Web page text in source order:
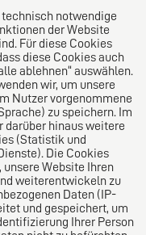
tôi là một công
- Bad
diện cho các cá
các lĩnh vực
cư, luật làm việc,
như luật dân
khắp nước Đức.
notwendige
der Website
Für diese Cookies
diese Cookies auch
ablehnen“ auswählen.
wir, um unsere
Nutzer vorgenommene
zu speichern. Im
darüber hinaus weitere
(Statistik und
Die Cookies
Website Ihren
weiterentwickeln zu
Daten (IP-
und gespeichert, um
Ihrer Person